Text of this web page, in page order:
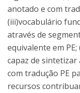
anotado e com
(iii)vocabulário
através de
equivalente em
capaz de sintetizar
com tradução PE
recursos